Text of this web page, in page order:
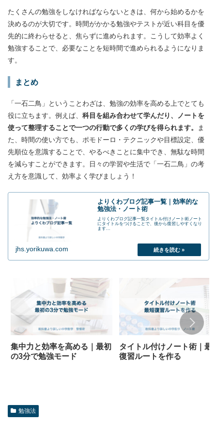
たくさんの勉強をしなければならないときは、何から始めるかを
決めるのが大切です。時間がかかる勉強やテストが近い科目を優
先的に終わらせると、焦らずに進められます。こうして効率よく
勉強することで、必要なことを短時間で進められるようになりま
す。
まとめ
「一石二鳥」ということわざは、勉強の効率を高める上でとても
役に立ちます。例えば、 科目を組み合わせて学んだり、ノートを
使って整理することで一つの行動で多くの学びを得られます。
ま
た、時間の使い方でも、ポモドーロ・テクニックや目標設定、優
先順位を意識することで、やるべきことに集中でき、無駄な時間
を減らすことができます。日々の学習や生活で「一石二鳥」の考
え方を意識して、効率よく学びましょう！
よりくわブログ記事一覧｜効率的な
勉強法・ノート術
よりくわブログ記事一覧タイトル付けノート術ノート
にタイトルをつけることで、後から復習しやすくなり
ます...
jhs.yorikuwa.com
集中力と効率を高める｜最初
の3分で勉強モード
タイトル付けノート術｜最
復習ルートを作る
勉強法